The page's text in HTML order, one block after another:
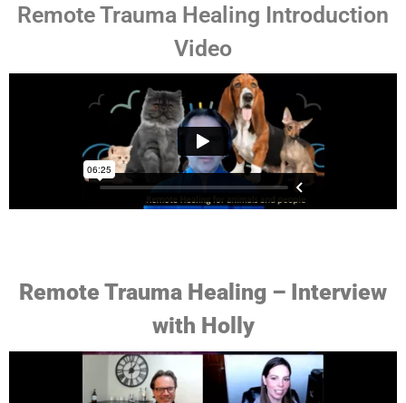
Remote Trauma Healing Introduction
Video
Remote Trauma Healing – Interview
with Holly